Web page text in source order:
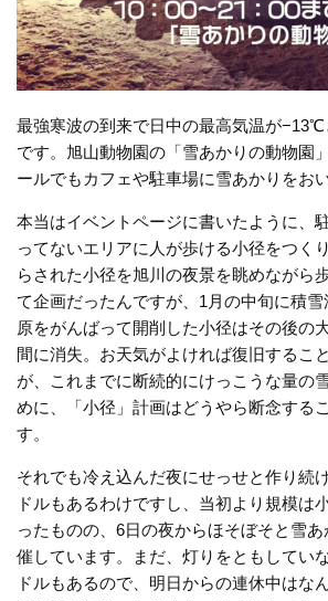
最強寒波の到来で日中の最高気温が−13℃
です。 旭山動物園の「雪あかりの動物園
ールでもカフェや駐車場に雪あかりをお
本当はイベントページに書いたように、
ってないエリアに人が歩ける小径をつく
らされた小径を旭川の夜景を眺めながら
て企画だったんですが、1月の中旬に積
原をがんばって開削した小径はその後の
間に消失。お天気がよければ復旧するこ
が、これまでに断続的にけっこうな量の
めに、「小径」計画はどうやら断念する
す。
それでも冷え込んだ夜にせっせと作り続
ドルもあるわけですし、当初より規模は
ったものの、6日の夜からほそぼそと雪
催しています。
まだ、灯りをともしてい
ドルもあるので、明日からの連休中はな